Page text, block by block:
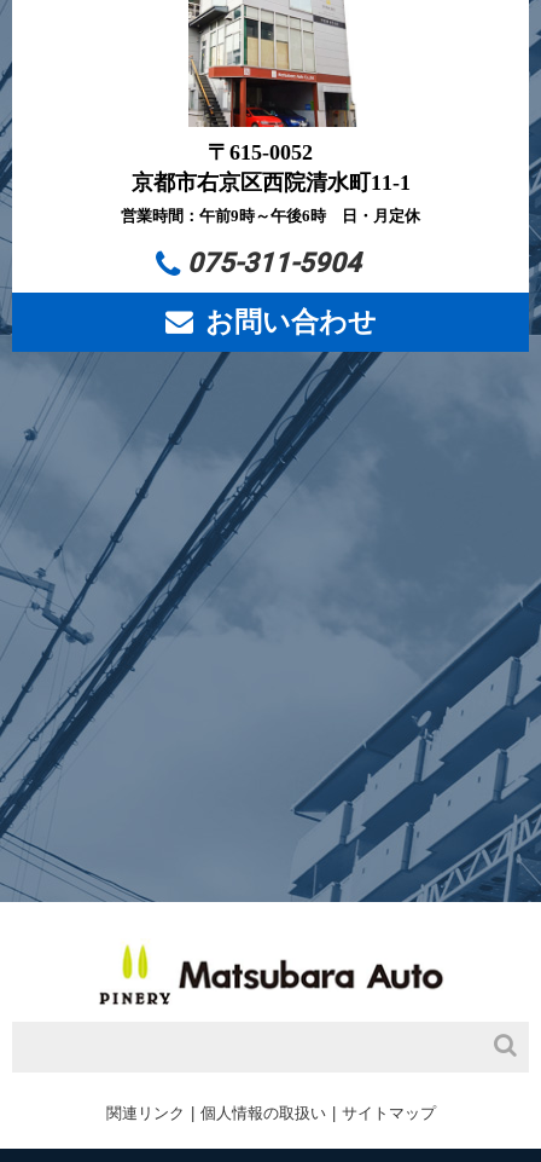
〒615-0052
京都市右京区西院清水町11-1
営業時間：午前9時～午後6時 日・月定休
075-311-5904
お問い合わせ
関連リンク 個人情報の取扱い サイトマップ